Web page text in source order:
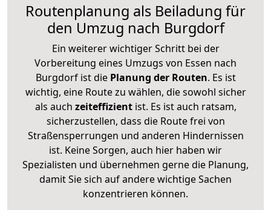
Routenplanung als Beiladung für
den Umzug nach Burgdorf
Ein weiterer wichtiger Schritt bei der
Vorbereitung eines Umzugs von Essen nach
Burgdorf ist diePlanung der Routen. Es ist
wichtig, eine Route zu wählen, die sowohl sicher
als auch zeiteffizientist. Es ist auch ratsam,
sicherzustellen, dass die Route frei von
Straßensperrungen und anderen Hindernissen
ist. Keine Sorgen, auch hier haben wir
Spezialisten und übernehmen gerne die Planung,
damit Sie sich auf andere wichtige Sachen
konzentrieren können.